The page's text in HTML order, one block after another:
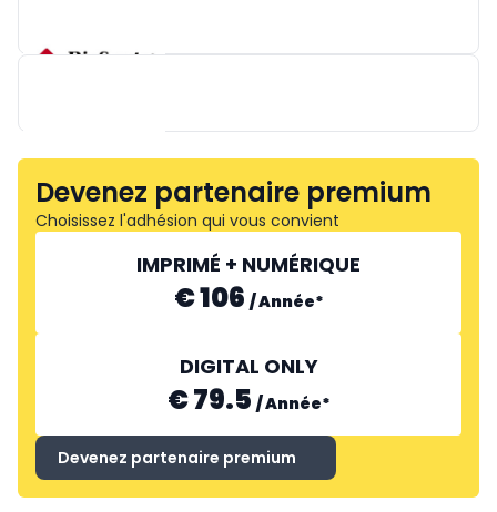
NATURPIE
WALDLAUFER
Devenez partenaire premium
Choisissez l'adhésion qui vous convient
IMPRIMÉ + NUMÉRIQUE
€ 106 /Année*
DIGITAL ONLY
€ 79.5 /Année*
Devenez partenaire premium